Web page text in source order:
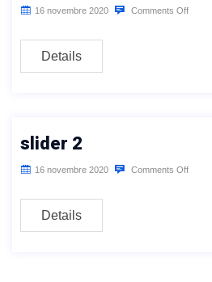
16 novembre 2020 Comments Off
Details
slider 2
16 novembre 2020 Comments Off
Details